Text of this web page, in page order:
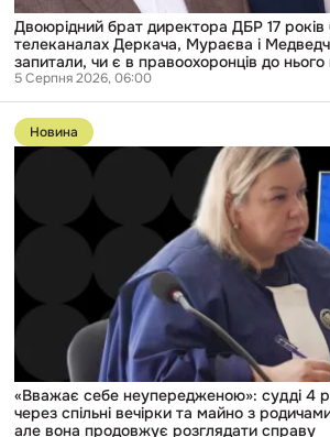
Медведчука.
Журналісти
запитали,
чи
в
правоохоронців
до
нього
претензії
Двоюрідний брат директора ДБР 17
телеканалах Деркача, Мураєва і
запитали, чи є в правоохоронців до нього
5 Серпня 2026, 06:00
Перейти
до
публікації
«Вважає
себе
неупередженою»:
судді
рази
відвід
через
спільні
вечірки
та
майно
родичами
обвинуваченого,
Новина
«Вважає себе неупередженою»: судді 4
через спільні вечірки та майно з
але вона продовжує розглядати справу